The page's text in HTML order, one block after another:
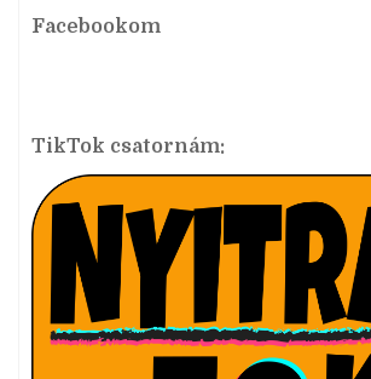
Facebookom
TikTok csatornám: